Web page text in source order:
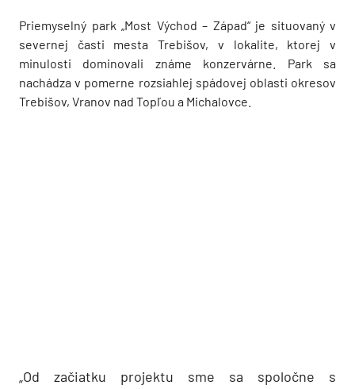
Priemyselný park „Most Východ – Západ“ je situovaný v
severnej časti mesta Trebišov, v lokalite, ktorej v
minulosti dominovali známe konzervárne. Park sa
nachádza v pomerne rozsiahlej spádovej oblasti okresov
Trebišov, Vranov nad Topľou a Michalovce.
„Od začiatku projektu sme sa spoločne s